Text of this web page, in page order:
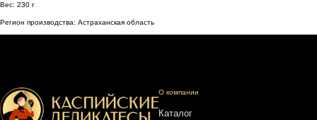
Вес: 230 г
Регион производства: Астраханская область
О компании
Каталог